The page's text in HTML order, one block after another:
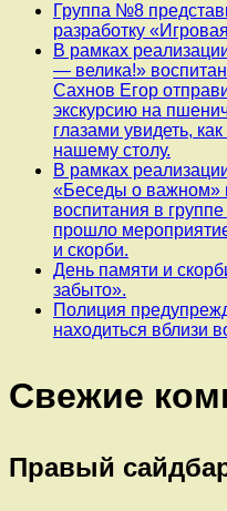
Группа №8
разработку
В рамках
— велика!»
Сахнов Егор
экскурсию на
глазами увидеть,
нашему столу.
В рамках
«Беседы о важном»
воспитания в
прошло
и скорби.
День памяти и
забыто».
Полиция
находиться вблизи
Свежие
Правый